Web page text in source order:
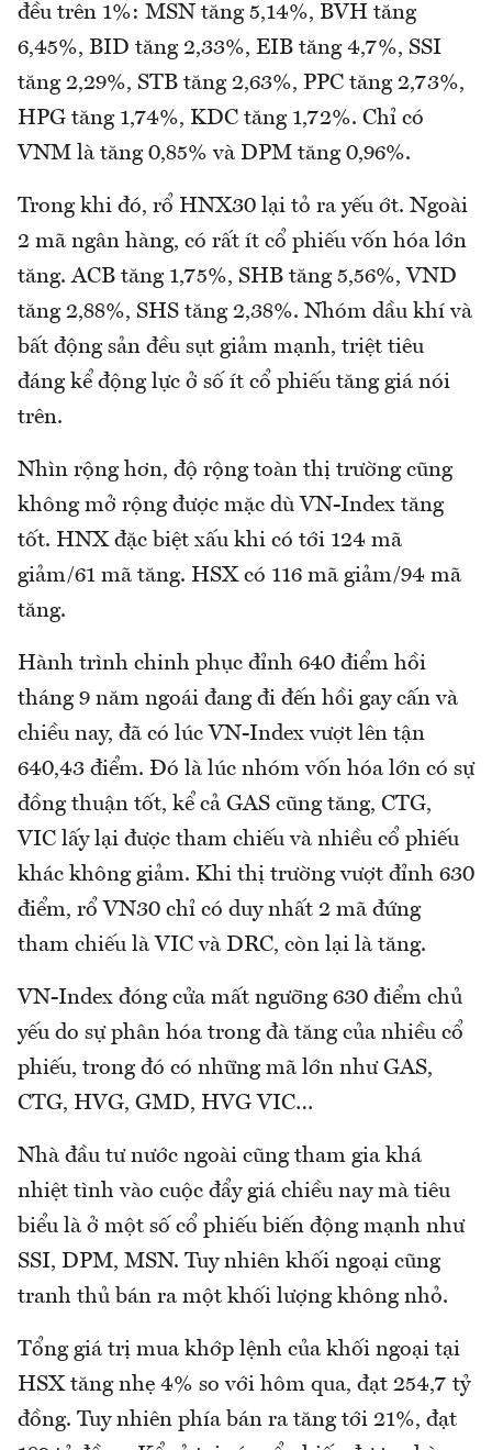
đều trên 1%: MSN tăng 5,14%, BVH tăng
6,45%, BID tăng 2,33%, EIB tăng 4,7%, SSI
tăng 2,29%, STB tăng 2,63%, PPC tăng 2,73%,
HPG tăng 1,74%, KDC tăng 1,72%. Chỉ có
VNM là tăng 0,85% và DPM tăng 0,96%.
Trong khi đó, rổ HNX30 lại tỏ ra yếu ớt. Ngoài
2 mã ngân hàng, có rất ít cổ phiếu vốn hóa lớn
tăng. ACB tăng 1,75%, SHB tăng 5,56%, VND
tăng 2,88%, SHS tăng 2,38%. Nhóm dầu khí và
bất động sản đều sụt giảm mạnh, triệt tiêu
đáng kể động lực ở số ít cổ phiếu tăng giá nói
trên.
Nhìn rộng hơn, độ rộng toàn thị trường cũng
không mở rộng được mặc dù VN-Index tăng
tốt. HNX đặc biệt xấu khi có tới 124 mã
giảm/61 mã tăng. HSX có 116 mã giảm/94 mã
tăng.
Hành trình chinh phục đỉnh 640 điểm hồi
tháng 9 năm ngoái đang đi đến hồi gay cấn và
chiều nay, đã có lúc VN-Index vượt lên tận
640,43 điểm. Đó là lúc nhóm vốn hóa lớn có sự
đồng thuận tốt, kể cả GAS cũng tăng, CTG,
VIC lấy lại được tham chiếu và nhiều cổ phiếu
khác không giảm. Khi thị trường vượt đỉnh 630
điểm, rổ VN30 chỉ có duy nhất 2 mã đứng
tham chiếu là VIC và DRC, còn lại là tăng.
VN-Index đóng cửa mất ngưỡng 630 điểm chủ
yếu do sự phân hóa trong đà tăng của nhiều cổ
phiếu, trong đó có những mã lớn như GAS,
CTG, HVG, GMD, HVG VIC…
Nhà đầu tư nước ngoài cũng tham gia khá
nhiệt tình vào cuộc đẩy giá chiều nay mà tiêu
biểu là ở một số cổ phiếu biến động mạnh như
SSI, DPM, MSN. Tuy nhiên khối ngoại cũng
tranh thủ bán ra một khối lượng không nhỏ.
Tổng giá trị mua khớp lệnh của khối ngoại tại
HSX tăng nhẹ 4% so với hôm qua, đạt 254,7 tỷ
đồng. Tuy nhiên phía bán ra tăng tới 21%, đạt